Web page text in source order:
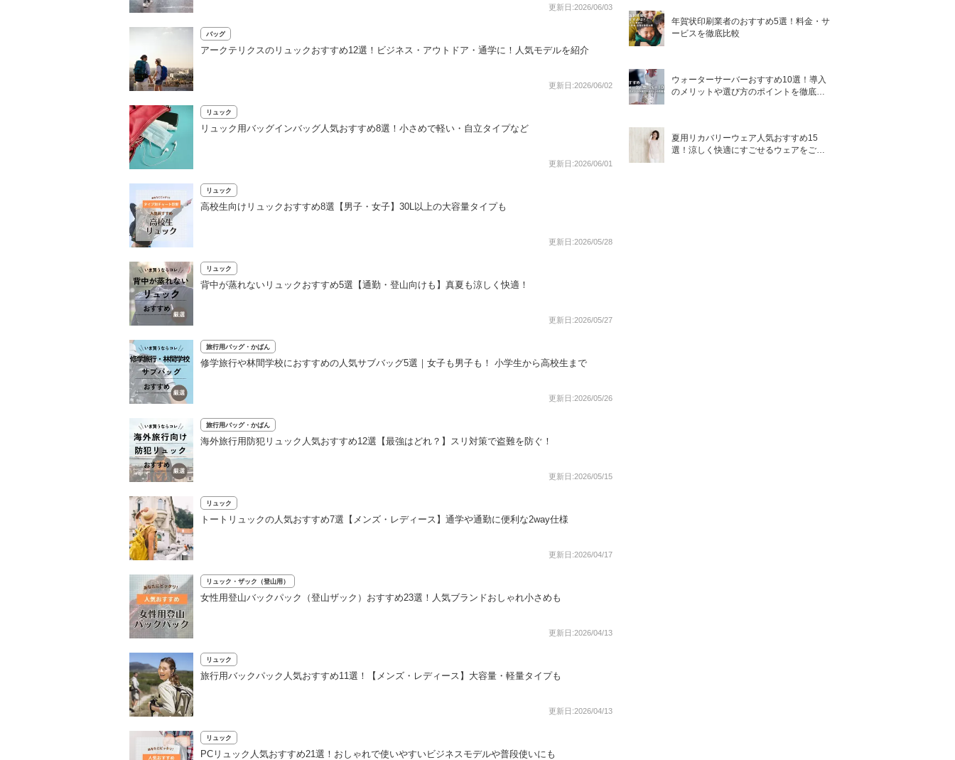
更新日:2026/06/03
バッグ
アークテリクスのリュックおすすめ12選！ビジネス・アウトドア・通学に！人気モデルを紹介
更新日:2026/06/02
リュック
リュック用バッグインバッグ人気おすすめ8選！小さめで軽い・自立タイプなど
更新日:2026/06/01
リュック
高校生向けリュックおすすめ8選【男子・女子】30L以上の大容量タイプも
更新日:2026/05/28
リュック
背中が蒸れないリュックおすすめ5選【通勤・登山向けも】真夏も涼しく快適！
更新日:2026/05/27
旅行用バッグ・かばん
修学旅行や林間学校におすすめの人気サブバッグ5選｜女子も男子も！ 小学生から高校生まで
更新日:2026/05/26
旅行用バッグ・かばん
海外旅行用防犯リュック人気おすすめ12選【最強はどれ？】スリ対策で盗難を防ぐ！
更新日:2026/05/15
リュック
トートリュックの人気おすすめ7選【メンズ・レディース】通学や通勤に便利な2way仕様
更新日:2026/04/17
リュック・ザック（登山用）
女性用登山バックパック（登山ザック）おすすめ23選！人気ブランドおしゃれ小さめも
更新日:2026/04/13
リュック
旅行用バックパック人気おすすめ11選！【メンズ・レディース】大容量・軽量タイプも
更新日:2026/04/13
リュック
PCリュック人気おすすめ21選！おしゃれで使いやすいビジネスモデルや普段使いにも
年賀状印刷業者のおすすめ5選！料金・サ
ービスを徹底比較
ウォーターサーバーおすすめ10選！導入
のメリットや選び方のポイントを徹底解
夏用リカバリーウェア人気おすすめ15
選！涼しく快適にすごせるウェアをご紹